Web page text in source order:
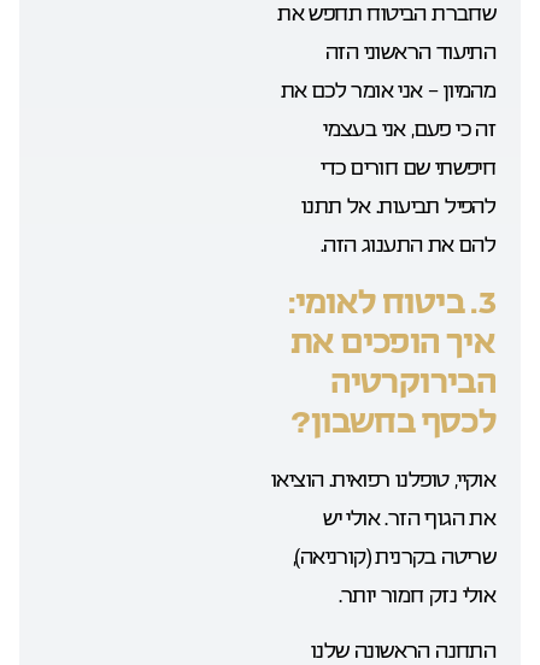
שחברת הביטוח תחפש את
התיעוד הראשוני הזה
מהמיון – אני אומר לכם את
זה כי פעם, אני בעצמי
חיפשתי שם חורים כדי
להפיל תביעות. אל תתנו
להם את התענוג הזה.
3. ביטוח לאומי:
איך הופכים את
הבירוקרטיה
לכסף בחשבון?
אוקיי, טופלנו רפואית. הוציאו
את הגוף הזר. אולי יש
שריטה בקרנית (קורניאה),
אולי נזק חמור יותר.
התחנה הראשונה שלנו